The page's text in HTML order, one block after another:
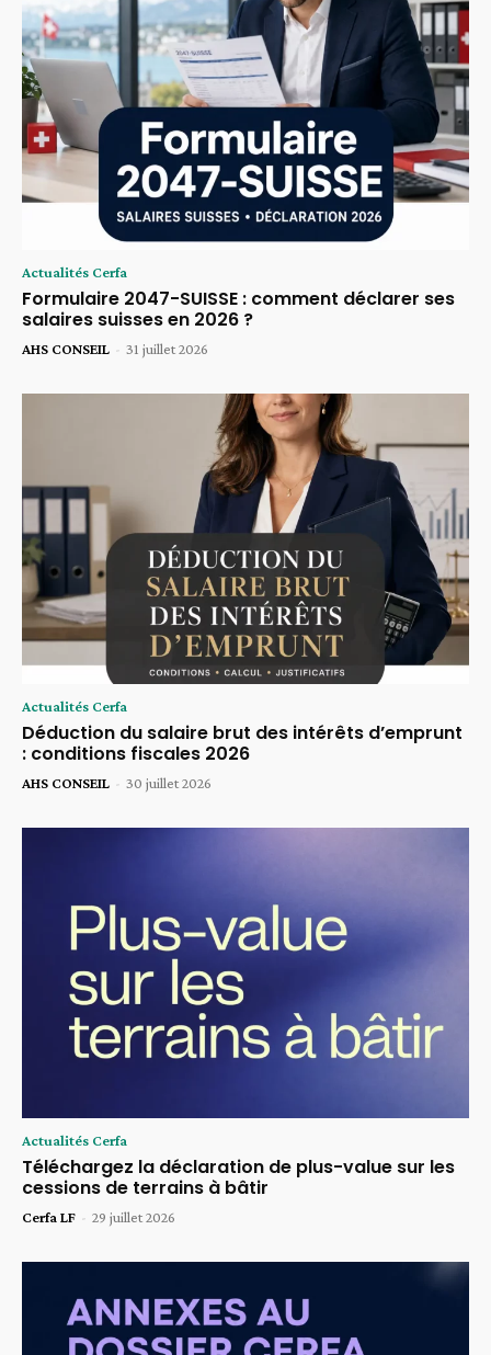
Actualités Cerfa
Formulaire 2047-SUISSE : comment déclarer ses
salaires suisses en 2026 ?
AHS CONSEIL - 31 juillet 2026
Actualités Cerfa
Déduction du salaire brut des intérêts d’emprunt
: conditions fiscales 2026
AHS CONSEIL - 30 juillet 2026
Actualités Cerfa
Téléchargez la déclaration de plus-value sur les
cessions de terrains à bâtir
Cerfa LF - 29 juillet 2026